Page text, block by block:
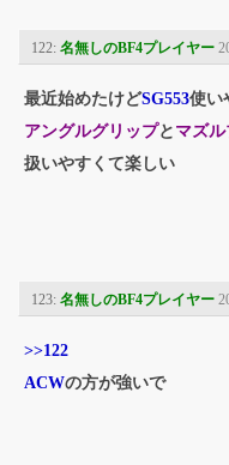
122: 名無しのBF4プレイヤー
最近始めたけどSG553使い
アングルグリップと マズ
扱いやすくて楽しい
123: 名無しのBF4プレイヤー
>>122
ACWの方が強いで